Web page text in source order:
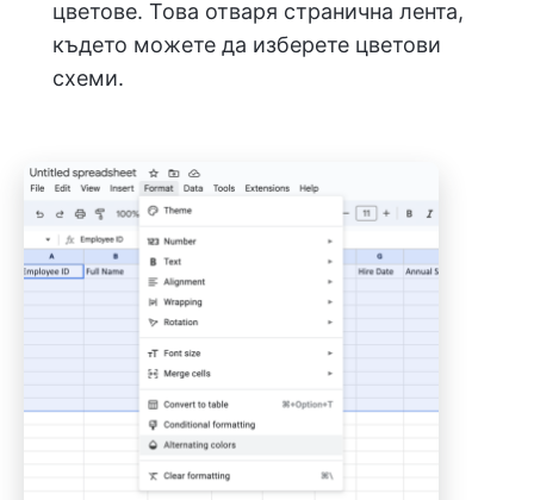
цветове. Това отваря странична лента,
където можете да изберете цветови
схеми.